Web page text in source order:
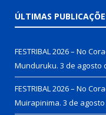
ÚLTIMAS
FESTRIBAL 2026 – No
Munduruku. 3 de agosto
FESTRIBAL 2026 – No
Muirapinima. 3 de